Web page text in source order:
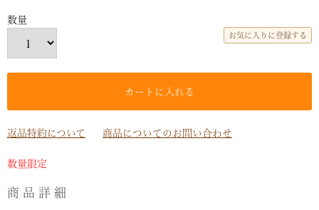
お気に入りに登録する
カートに入れる
返品特約について 商品についてのお問い合わせ
数量限定
商品詳細